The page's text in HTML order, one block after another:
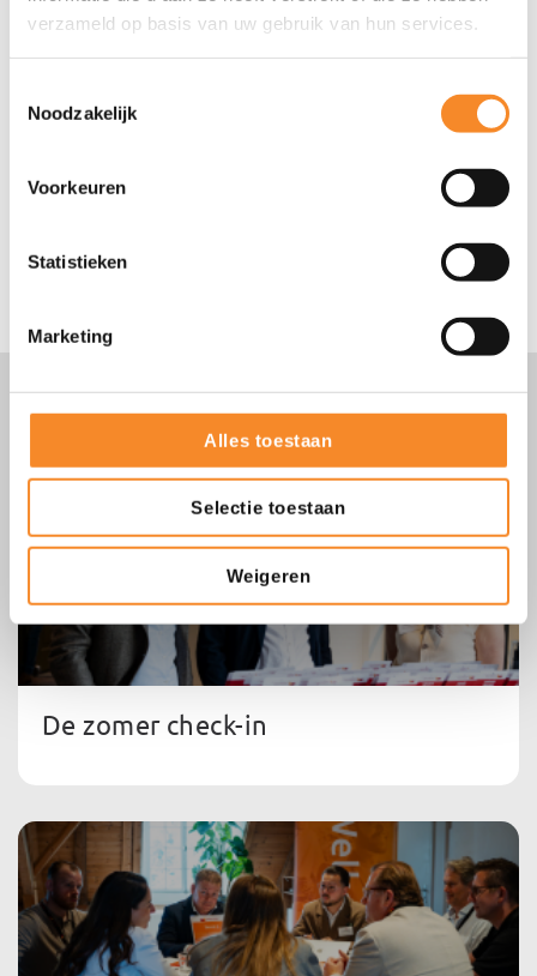
verzameld op basis van uw gebruik van hun services.
Noodzakelijk
Voorkeuren
Statistieken
Marketing
Alles toestaan
Selectie toestaan
Weigeren
Gerelateerde tips
De zomer check-in